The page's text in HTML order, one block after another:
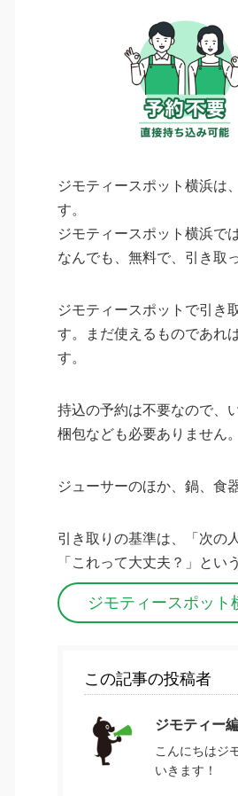
ジモティースポット横浜は
す。
ジモティースポット横浜で
なんでも、無料で、引き取
ジモティースポットで引き
す。まだ使えるものであれ
す。
持込の予約は不要なので、
梱包なども必要ありません。
ジューサーのほか、鍋、食
引き取りの基準は、「次の
「これって大丈夫？」とい
ジモティースポット
この記事の投稿者
ジモティー
こんにちはジ
いきます！